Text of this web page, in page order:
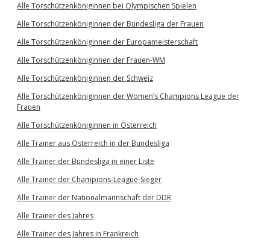
Alle Torschützenköniginnen bei Olympischen Spielen
Alle Torschützenköniginnen der Bundesliga der Frauen
Alle Torschützenköniginnen der Europameisterschaft
Alle Torschützenköniginnen der Frauen-WM
Alle Torschützenköniginnen der Schweiz
Alle Torschützenköniginnen der Women’s Champions League der
Frauen
Alle Torschützenköniginnen in Österreich
Alle Trainer aus Österreich in der Bundesliga
Alle Trainer der Bundesliga in einer Liste
Alle Trainer der Champions-League-Sieger
Alle Trainer der Nationalmannschaft der DDR
Alle Trainer des Jahres
Alle Trainer des Jahres in Frankreich